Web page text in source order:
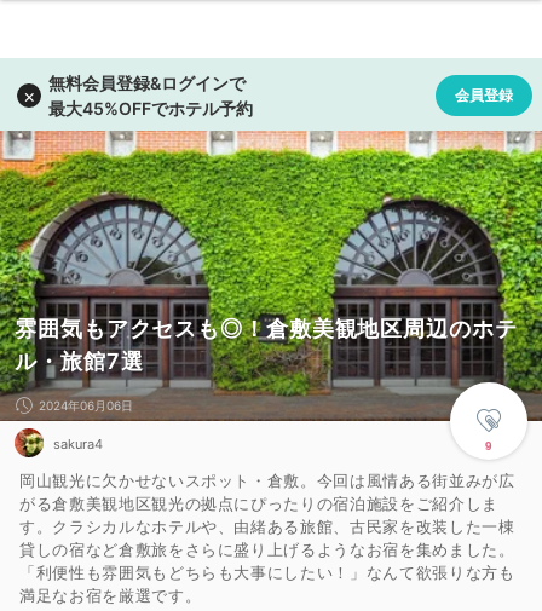
雰囲気もアクセスも◎！倉敷美観地区周辺のホテ
ル・旅館7選
9
2024年06月06日
sakura4
岡山観光に欠かせないスポット・倉敷。今回は風情ある街並みが広
がる倉敷美観地区観光の拠点にぴったりの宿泊施設をご紹介しま
す。クラシカルなホテルや、由緒ある旅館、古民家を改装した一棟
貸しの宿など倉敷旅をさらに盛り上げるようなお宿を集めました。
「利便性も雰囲気もどちらも大事にしたい！」なんて欲張りな方も
満足なお宿を厳選です。